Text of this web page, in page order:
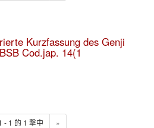
Kurzfassung des Genji
Cod.jap. 14(1
- 1 的 1 擊中 »